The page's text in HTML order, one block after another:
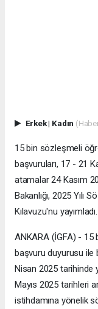
Erkek| Kadın
15 bin sözleşmeli
başvuruları, 17 - 21
atamalar 24 Kasım
Bakanlığı, 2025
Kılavuzu'nu yayımladı.
ANKARA (İGFA) - 15
başvuru duyurusu ile
Nisan 2025 tarihinde
Mayıs 2025 tarihleri
istihdamına yönelik